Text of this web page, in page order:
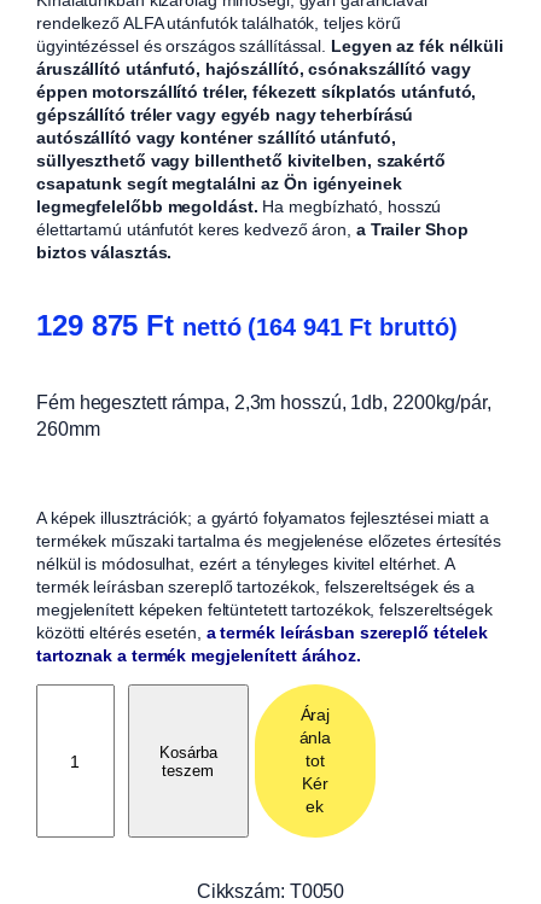
rendelkező ALFA utánfutók találhatók, teljes körű
ügyintézéssel és országos szállítással. Legyen az fék nélküli
áruszállító utánfutó, hajószállító, csónakszállító vagy
éppen motorszállító tréler, fékezett síkplatós utánfutó,
gépszállító tréler vagy egyéb nagy teherbírású
autószállító vagy konténer szállító utánfutó,
süllyeszthető vagy billenthető kivitelben, szakértő
csapatunk segít megtalálni az Ön igényeinek
legmegfelelőbb megoldást. Ha megbízható, hosszú
élettartamú utánfutót keres kedvező áron, a Trailer Shop
biztos választás.
129 875 Ft nettó (164 941 Ft bruttó)
Fém hegesztett rámpa, 2,3m hosszú, 1db, 2200kg/pár,
260mm
A képek illusztrációk; a gyártó folyamatos fejlesztései miatt a
termékek műszaki tartalma és megjelenése előzetes értesítés
nélkül is módosulhat, ezért a tényleges kivitel eltérhet. A
termék leírásban szereplő tartozékok, felszereltségek és a
megjelenített képeken feltüntetett tartozékok, felszereltségek
közötti eltérés esetén, a termék leírásban szereplő tételek
tartoznak a termék megjelenített árához.
Kosárba
teszem
Áraj
ánla
tot
Kér
ek
Cikkszám: T0050